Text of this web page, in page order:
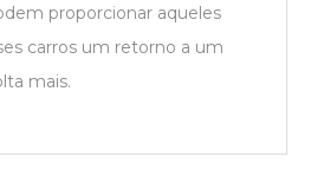
proporcionar aqueles
carros um retorno a um
mais.